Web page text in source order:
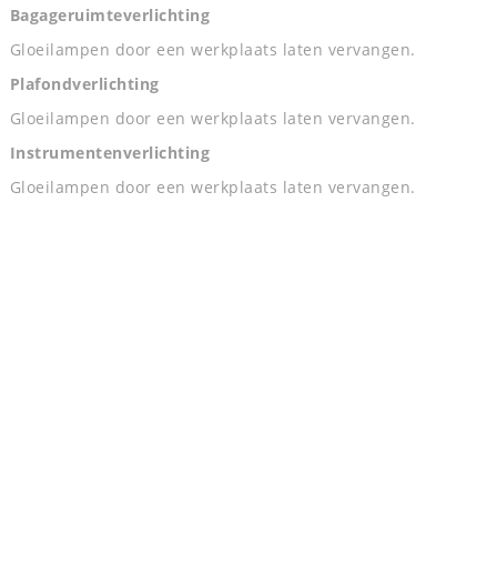
Bagageruimteverlichting
Gloeilampen door een werkplaats laten vervangen.
Plafondverlichting
Gloeilampen door een werkplaats laten vervangen.
Instrumentenverlichting
Gloeilampen door een werkplaats laten vervangen.